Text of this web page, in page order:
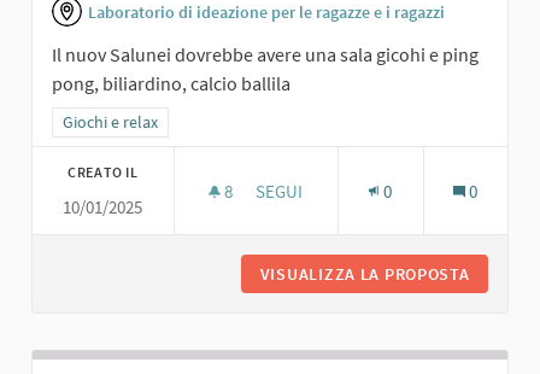
Laboratorio di ideazione per le ragazze e i ragazzi
Il nuov Salunei dovrebbe avere una sala gicohi e ping
pong, biliardino, calcio ballila
Filtra i risultati per categoria: Giochi e relax
Giochi e relax
CREATO IL
10/01/2025
8 8 SOSTENITORI
SEGUI 0 0
VISUALIZZA LA PROPOSTA